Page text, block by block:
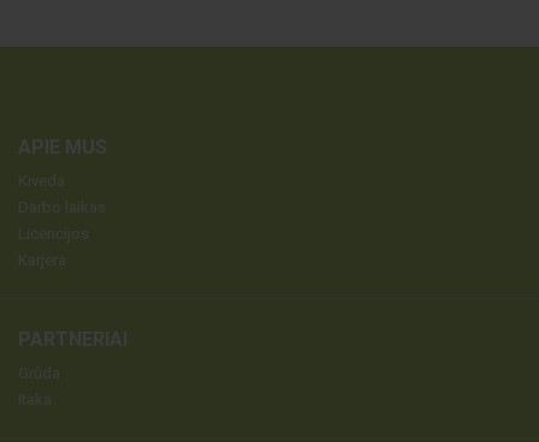
APIE MUS
Kiveda
Darbo laikas
Licencijos
Karjera
PARTNERIAI
Grūda
Itaka